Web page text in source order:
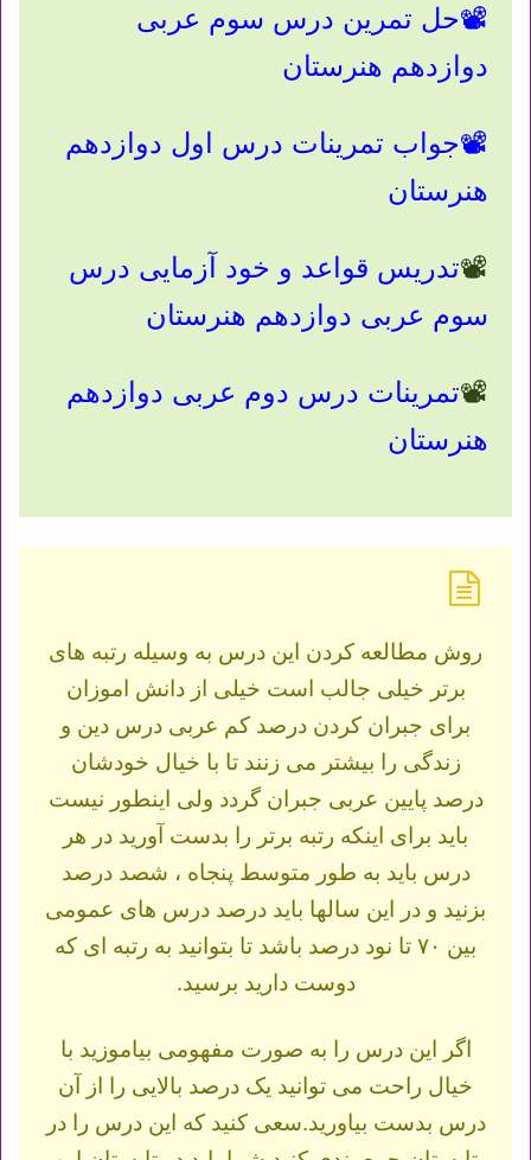
📽حل تمرین درس سوم عربی
دوازدهم هنرستان
📽جواب تمرینات درس اول دوازدهم
هنرستان
📽تدریس قواعد و خود آزمایی درس
سوم عربی دوازدهم هنرستان
📽تمرینات درس دوم عربی دوازدهم
هنرستان
روش مطالعه کردن این درس به وسیله رتبه های
برتر خیلی جالب است خیلی از دانش اموزان
برای جبران کردن درصد کم عربی درس دین و
زندگی را بیشتر می زنند تا با خیال خودشان
درصد پایین عربی جبران گردد ولی اینطور نیست
باید برای اینکه رتبه برتر را بدست آورید در هر
درس باید به طور متوسط پنجاه ، شصد درصد
بزنید و در این سالها باید درصد درس های عمومی
بین ۷۰ تا نود درصد باشد تا بتوانید به رتبه ای که
دوست دارید برسید.
اگر این درس را به صورت مفهومی بیاموزید با
خیال راحت می توانید یک درصد بالایی را از آن
درس بدست بیاورید.سعی کنید که این درس را در